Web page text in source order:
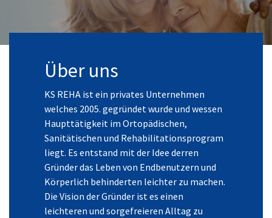
Über uns
KS REHA ist ein privates Unternehmen
welches 2005. gegründet wurde und wessen
Haupttätigkeit im Ortopädischen,
Sanitätischen und Rehabilitationsprogram
liegt. Es entstand mit der Idee derren
Gründer das Leben von Endbenutzern und
Körperlich behinderten leichter zu machen.
Die Vision der Gründer ist es einen
leichteren und sorgefreieren Alltag zu